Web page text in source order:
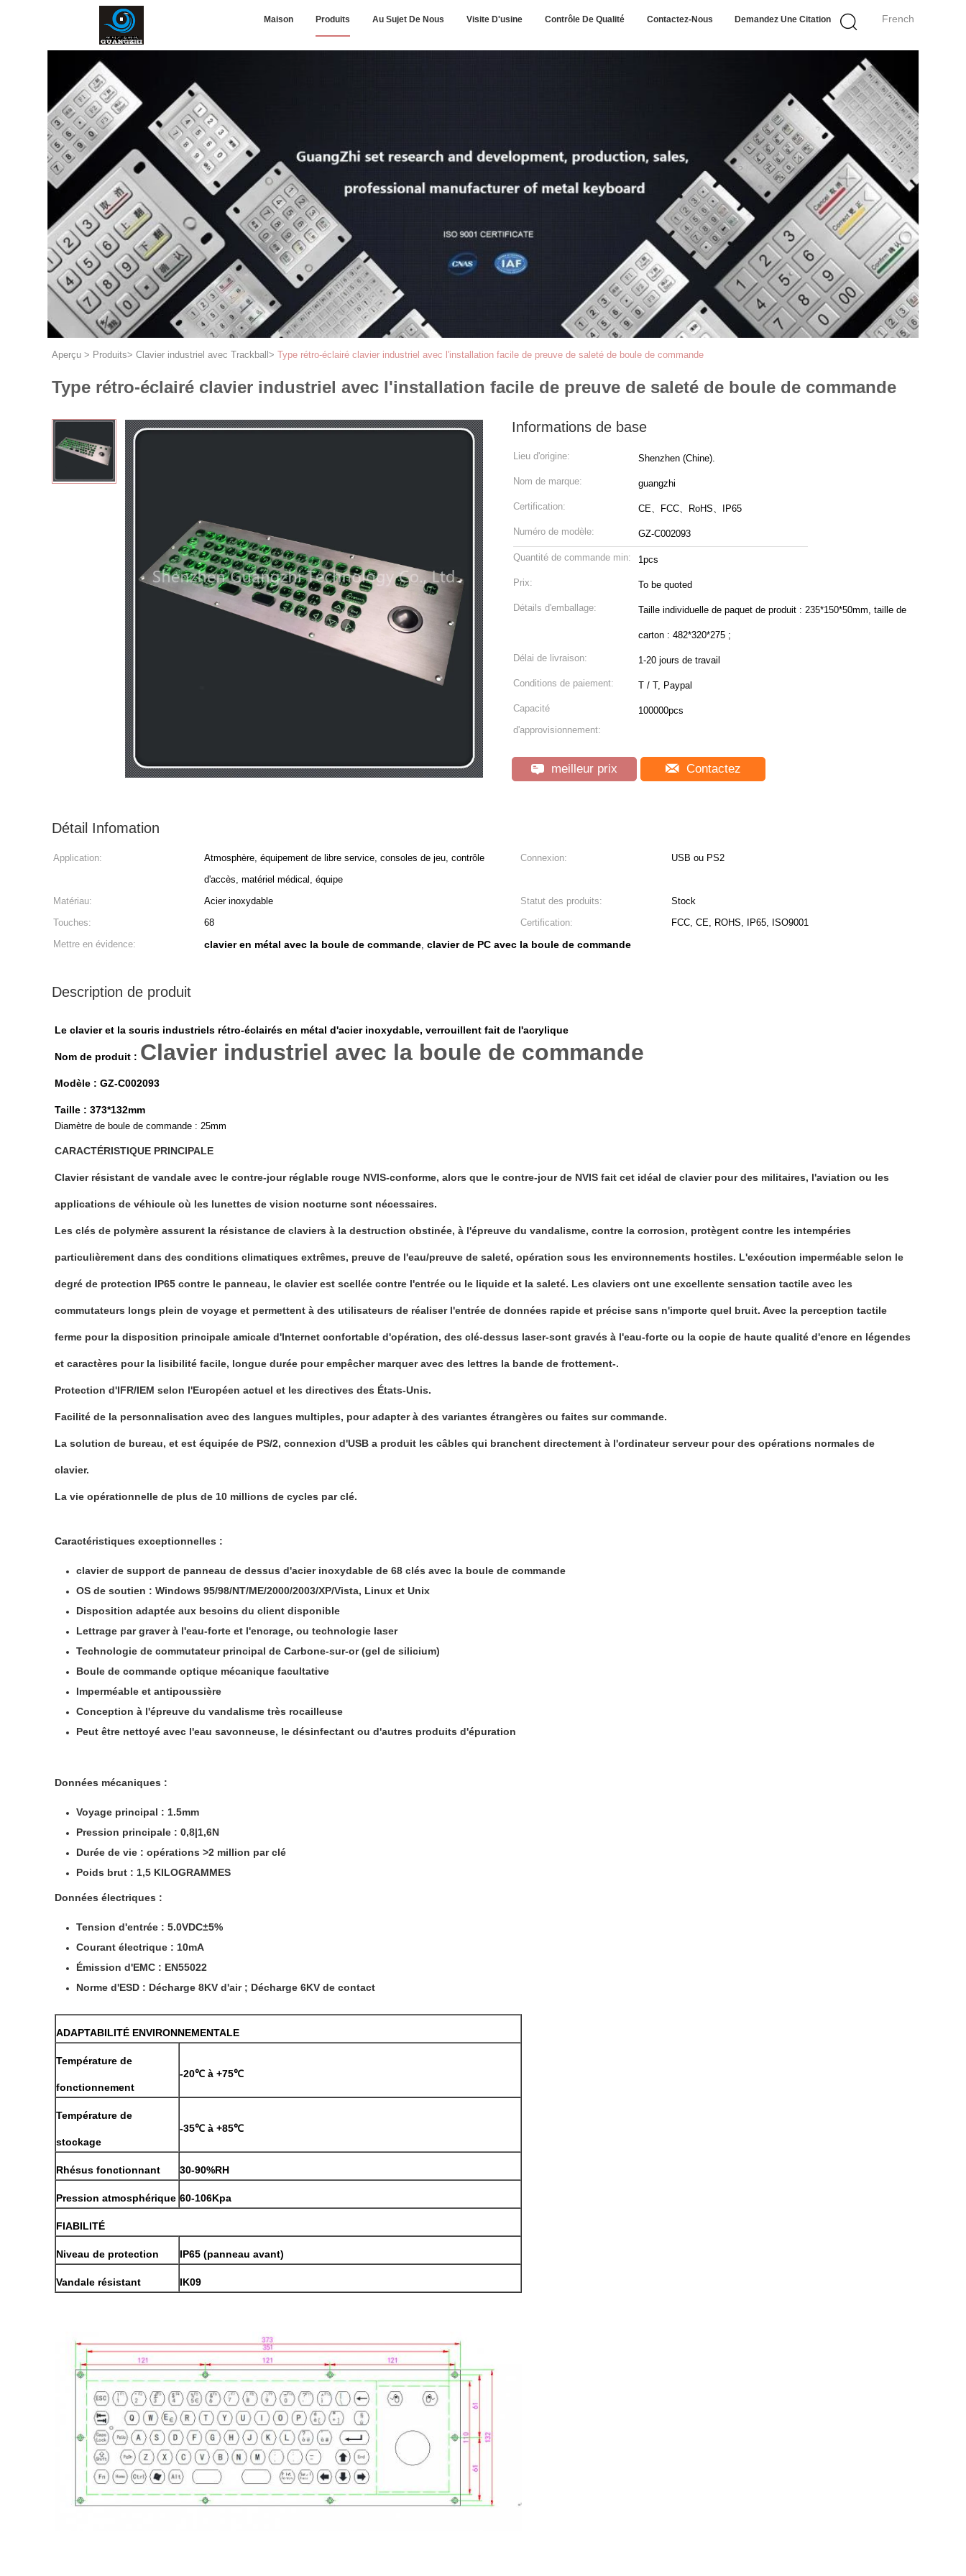
French
Maison Produits Au Sujet De Nous Visite D'usine Contrôle De Qualité Contactez-Nous Demandez Une Citation
Aperçu > Produits> Clavier industriel avec Trackball > Type rétro-éclairé clavier industriel avec l'installation facile de preuve de saleté de boule de commande
Type rétro-éclairé clavier industriel avec l'installation facile de preuve de saleté de boule de commande
Informations de base
Lieu d'origine: Shenzhen (Chine).
Nom de marque: guangzhi
Certification: CE、FCC、RoHS、IP65
Numéro de modèle: GZ-C002093
Quantité de commande min: 1pcs
Prix: To be quoted
Détails d'emballage: Taille individuelle de paquet de produit : 235*150*50mm, taille de
carton : 482*320*275 ;
Délai de livraison: 1-20 jours de travail
Conditions de paiement: T / T, Paypal
Capacité
d'approvisionnement:
100000pcs
meilleur prix Contactez
Détail Infomation
Application:
Atmosphère, équipement de libre service, consoles de jeu, contrôle
d'accès, matériel médical, équipe
Connexion: USB ou PS2
Matériau: Acier inoxydable Statut des produits:
Stock
Touches:
68 Certification:
FCC, CE, ROHS, IP65, ISO9001
Mettre en évidence:
clavier en métal avec la boule de commande, clavier de PC avec la boule de commande
Description de produit
Le clavier et la souris industriels rétro-éclairés en métal d'acier inoxydable, verrouillent fait de l'acrylique
Nom de produit : Clavier industriel avec la boule de commande
Modèle : GZ-C002093
Taille : 373*132mm
Diamètre de boule de commande : 25mm
CARACTÉRISTIQUE PRINCIPALE
Clavier résistant de vandale avec le contre-jour réglable rouge NVIS-conforme, alors que le contre-jour de NVIS fait cet idéal de clavier pour des militaires, l'aviation ou les
applications de véhicule où les lunettes de vision nocturne sont nécessaires.
Les clés de polymère assurent la résistance de claviers à la destruction obstinée, à l'épreuve du vandalisme, contre la corrosion, protègent contre les intempéries
particulièrement dans des conditions climatiques extrêmes, preuve de l'eau/preuve de saleté, opération sous les environnements hostiles. L'exécution imperméable selon le
degré de protection IP65 contre le panneau, le clavier est scellée contre l'entrée ou le liquide et la saleté. Les claviers ont une excellente sensation tactile avec les
commutateurs longs plein de voyage et permettent à des utilisateurs de réaliser l'entrée de données rapide et précise sans n'importe quel bruit. Avec la perception tactile
ferme pour la disposition principale amicale d'Internet confortable d'opération, des clé-dessus laser-sont gravés à l'eau-forte ou la copie de haute qualité d'encre en légendes
et caractères pour la lisibilité facile, longue durée pour empêcher marquer avec des lettres la bande de frottement-.
Protection d'IFR/IEM selon l'Européen actuel et les directives des États-Unis.
Facilité de la personnalisation avec des langues multiples, pour adapter à des variantes étrangères ou faites sur commande.
La solution de bureau, et est équipée de PS/2, connexion d'USB a produit les câbles qui branchent directement à l'ordinateur serveur pour des opérations normales de
clavier.
La vie opérationnelle de plus de 10 millions de cycles par clé.
Caractéristiques exceptionnelles :
clavier de support de panneau de dessus d'acier inoxydable de 68 clés avec la boule de commande
OS de soutien : Windows 95/98/NT/ME/2000/2003/XP/Vista, Linux et Unix
Disposition adaptée aux besoins du client disponible
Lettrage par graver à l'eau-forte et l'encrage, ou technologie laser
Technologie de commutateur principal de Carbone-sur-or (gel de silicium)
Boule de commande optique mécanique facultative
Imperméable et antipoussière
Conception à l'épreuve du vandalisme très rocailleuse
Peut être nettoyé avec l'eau savonneuse, le désinfectant ou d'autres produits d'épuration
Données mécaniques :
Voyage principal : 1.5mm
Pression principale : 0,8|1,6N
Durée de vie : opérations >2 million par clé
Poids brut : 1,5 KILOGRAMMES
Données électriques :
Tension d'entrée : 5.0VDC±5%
Courant électrique : 10mA
Émission d'EMC : EN55022
Norme d'ESD : Décharge 8KV d'air ; Décharge 6KV de contact
ADAPTABILITÉ ENVIRONNEMENTALE
Température de
fonctionnement
-20℃ à +75℃
Température de
stockage
-35℃ à +85℃
Rhésus fonctionnant 30-90%RH
Pression atmosphérique 60-106Kpa
FIABILITÉ
Niveau de protection IP65 (panneau avant)
Vandale résistant IK09